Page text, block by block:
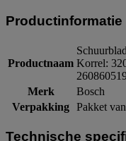
Productinformatie
Productnaam Korrel:
Merk
Bosch
Verpakking Pakket
Technische